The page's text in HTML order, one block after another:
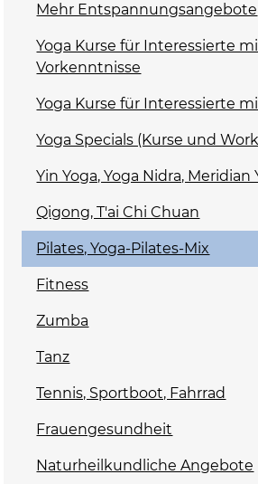
Mehr Entspannungsangebote
Yoga Kurse für Interessierte
Vorkenntnisse
Yoga Kurse für Interessierte
Yoga Specials (Kurse und
Yin Yoga, Yoga Nidra, Meridian
Qigong, T'ai Chi Chuan
Pilates, Yoga-Pilates-Mix
Fitness
Zumba
Tanz
Tennis, Sportboot, Fahrrad
Frauengesundheit
Naturheilkundliche Angebote